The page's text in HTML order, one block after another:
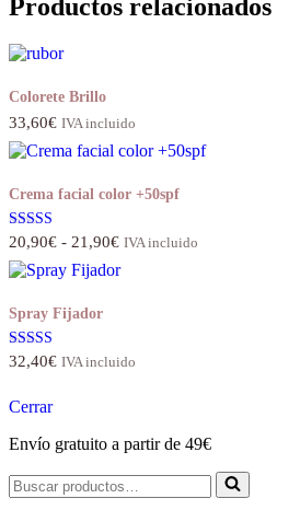
era:
es:
Productos relacionados
Colorete Brillo
33,60€ IVA incluido
Crema facial color +50spf
Valorado
con
4.80
de 5
20,90€ - 21,90€Rango
precios:
21,90€
IVA incluido
Spray Fijador
Valorado con
5.00
32,40€ IVA incluido
Cerrar
Envío gratuito a partir de 49€
Buscar...